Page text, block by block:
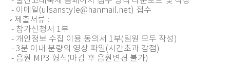
- 이메일(ulsanstyle@hanmail.net) 접수
◦ 제출서류 :
- 참가신청서 1부
- 개인정보 수집 이용 동의서 1부(팀원 모두 작성)
- 3분 이내 분량의 영상 파일(시간초과 감점)
- 음원 MP3 형식(마감 후 음원변경 불가)